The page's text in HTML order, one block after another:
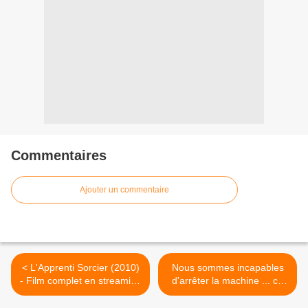
Commentaires
Ajouter un commentaire
< L'Apprenti Sorcier (2010)
- Film complet en streaming
gratuit
Nous sommes incapables
d'arrêter la machine ... ce
philosophe lance l'alerte ! >